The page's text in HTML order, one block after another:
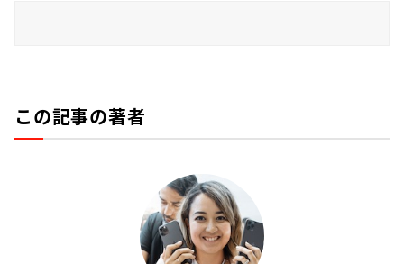
この記事の著者